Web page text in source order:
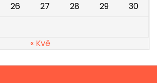
26 27 28 29
30
« Kvě